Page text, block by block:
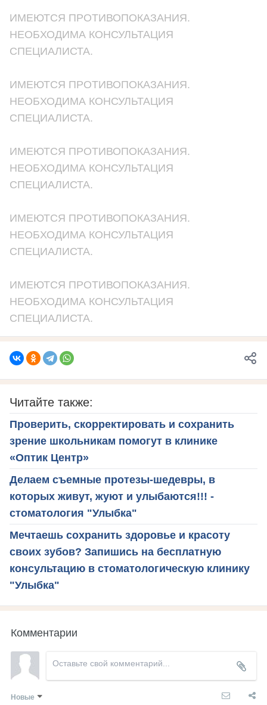
ИМЕЮТСЯ ПРОТИВОПОКАЗАНИЯ.
НЕОБХОДИМА КОНСУЛЬТАЦИЯ
СПЕЦИАЛИСТА.
ИМЕЮТСЯ ПРОТИВОПОКАЗАНИЯ.
НЕОБХОДИМА КОНСУЛЬТАЦИЯ
СПЕЦИАЛИСТА.
ИМЕЮТСЯ ПРОТИВОПОКАЗАНИЯ.
НЕОБХОДИМА КОНСУЛЬТАЦИЯ
СПЕЦИАЛИСТА.
ИМЕЮТСЯ ПРОТИВОПОКАЗАНИЯ.
НЕОБХОДИМА КОНСУЛЬТАЦИЯ
СПЕЦИАЛИСТА.
ИМЕЮТСЯ ПРОТИВОПОКАЗАНИЯ.
НЕОБХОДИМА КОНСУЛЬТАЦИЯ
СПЕЦИАЛИСТА.
Читайте также:
Проверить, скорректировать и сохранить
зрение школьникам помогут в клинике
«Оптик Центр»
Делаем съемные протезы-шедевры, в
которых живут, жуют и улыбаются!!! -
стоматология "Улыбка"
Мечтаешь сохранить здоровье и красоту
своих зубов? Запишись на бесплатную
консультацию в стоматологическую клинику
"Улыбка"
Комментарии
Новые